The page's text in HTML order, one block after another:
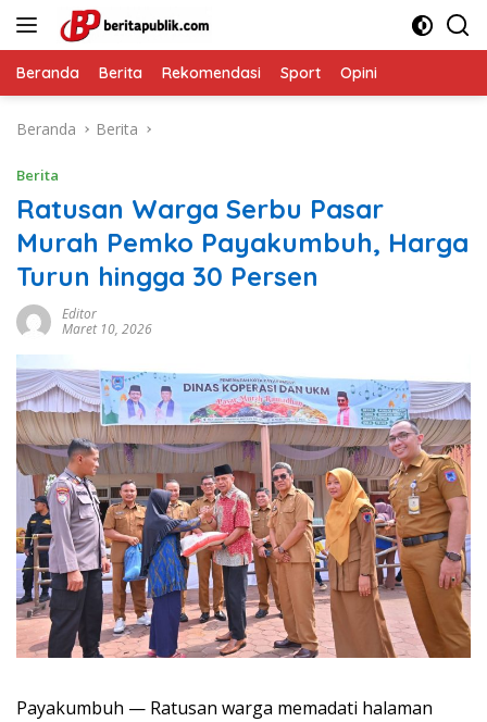
Beranda Berita Rekomendasi Sport Opini
Beranda Berita
Berita
Ratusan Warga Serbu Pasar
Murah Pemko Payakumbuh, Harga
Turun hingga 30 Persen
Editor
Maret 10, 2026
Payakumbuh — Ratusan warga memadati halaman